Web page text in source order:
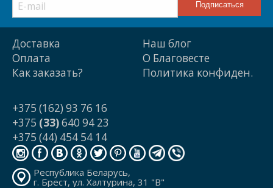
Доставка
Оплата
Как заказать?
Наш блог
О Благовесте
Политика конфиден.
+375 (162) 93 76 16
+375 (33)640 94 23
+375 (44) 454 54 14
Республика Беларусь,
г. Брест, ул. Халтурина, 31 "В"